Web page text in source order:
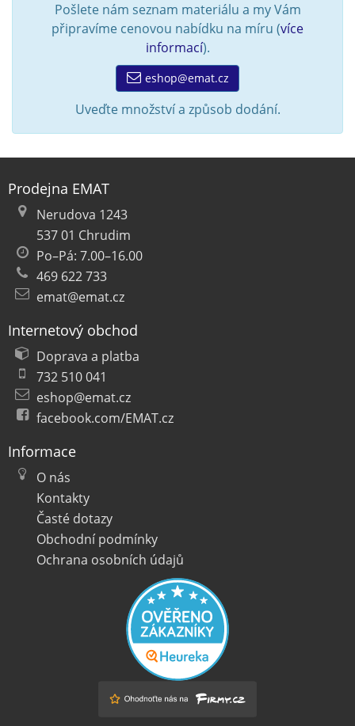
Pošlete nám seznam materiálu a my Vám
připravíme cenovou nabídku na míru (více
informací).
eshop@emat.cz
Uveďte množství a způsob dodání.
Prodejna EMAT
Nerudova 1243
537 01 Chrudim
Po–Pá: 7.00–16.00
469 622 733
emat@emat.cz
Internetový obchod
Doprava a platba
732 510 041
eshop@emat.cz
facebook.com/EMAT.cz
Informace
O nás
Kontakty
Časté dotazy
Obchodní podmínky
Ochrana osobních údajů